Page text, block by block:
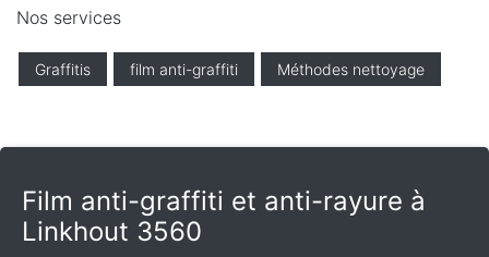
Nos services
Graffitis film anti-graffiti Méthodes nettoyage
Film anti-graffiti et anti-rayure à
Linkhout 3560